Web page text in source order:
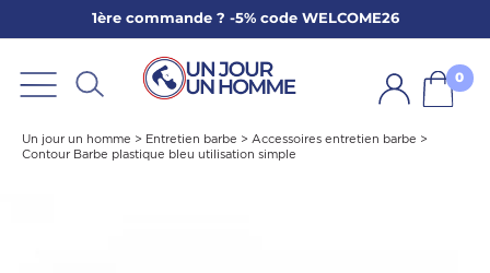
1ère commande ? -5% code WELCOME26
0
Un jour un homme > Entretien barbe > Accessoires entretien barbe >
Contour Barbe plastique bleu utilisation simple